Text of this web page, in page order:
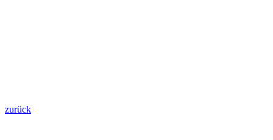
zurück